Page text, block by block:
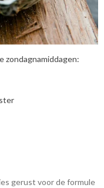
zondagnamiddagen:
gerust voor de formule